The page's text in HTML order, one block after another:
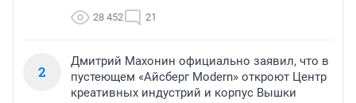
28 452 21
2
Дмитрий Махонин официально заявил, что в
пустеющем «Айсберг Modern» откроют Центр
креативных индустрий и корпус Вышки